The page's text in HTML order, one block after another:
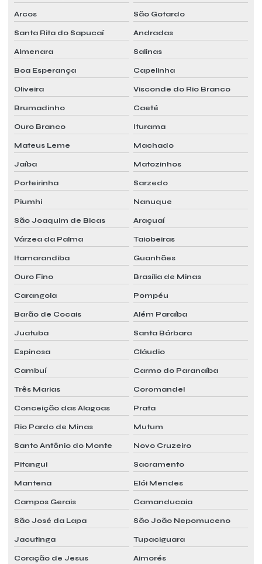
Arcos São Gotardo
Santa Rita do Sapucaí Andradas
Almenara Salinas
Boa Esperança Capelinha
Oliveira Visconde do Rio Branco
Brumadinho Caeté
Ouro Branco Iturama
Mateus Leme Machado
Jaíba Matozinhos
Porteirinha Sarzedo
Piumhi Nanuque
São Joaquim de Bicas Araçuaí
Várzea da Palma Taiobeiras
Itamarandiba Guanhães
Ouro Fino Brasília de Minas
Carangola Pompéu
Barão de Cocais Além Paraíba
Juatuba Santa Bárbara
Espinosa Cláudio
Cambuí Carmo do Paranaíba
Três Marias Coromandel
Conceição das Alagoas Prata
Rio Pardo de Minas Mutum
Santo Antônio do Monte Novo Cruzeiro
Pitangui Sacramento
Mantena Elói Mendes
Campos Gerais Camanducaia
São José da Lapa São João Nepomuceno
Jacutinga Tupaciguara
Coração de Jesus Aimorés